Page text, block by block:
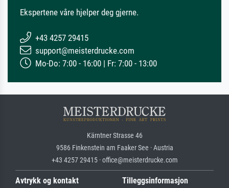
Ekspertene våre hjelper deg gjerne.
+43 4257 29415
support@meisterdrucke.com
Mo-Do: 7:00 - 16:00 | Fr: 7:00 - 13:00
Kärntner Strasse 46
9586 Finkenstein am Faaker See · Austria
+43 4257 29415 · office@meisterdrucke.com
Avtrykk og kontakt Tilleggsinformasjon